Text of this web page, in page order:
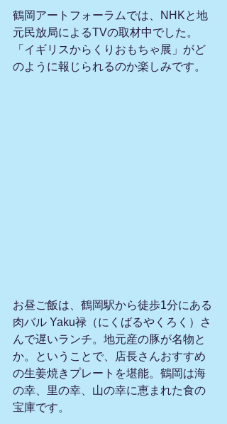
鶴岡アートフォーラムでは、NHKと地
元民放局によるTVの取材中でした。
「イギリスからくりおもちゃ展」がど
のように報じられるのか楽しみです。
お昼ご飯は、鶴岡駅から徒歩1分にある
肉バル Yaku禄（にくばるやくろく）さ
んで遅いランチ。地元産の豚が名物と
か。ということで、店長さんおすすめ
の生姜焼きプレートを堪能。鶴岡は海
の幸、里の幸、山の幸に恵まれた食の
宝庫です。